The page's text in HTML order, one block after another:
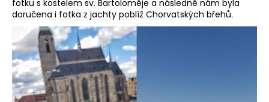
fotku s kostelem sv. Bartoloměje a následně nám byla
doručena i fotka z jachty poblíž Chorvatských břehů.
b
u
j
e
t
e